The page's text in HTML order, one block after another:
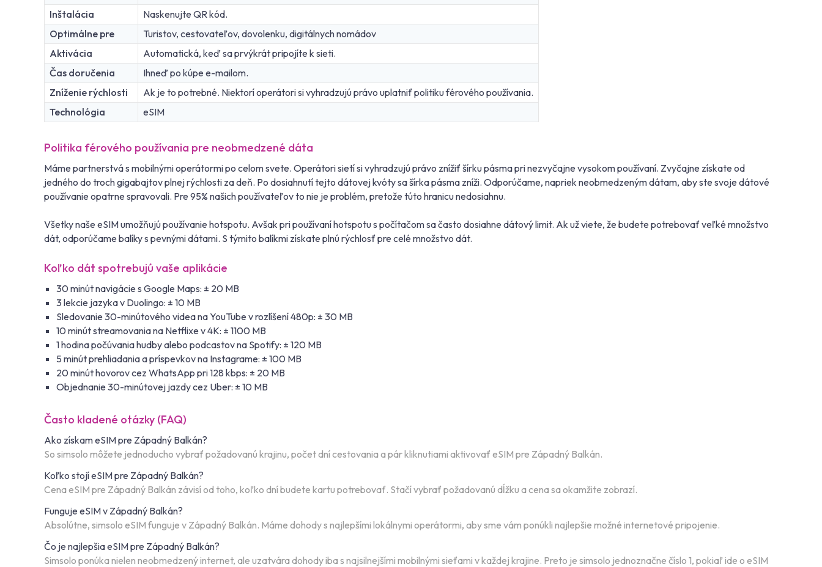
Inštalácia
Naskenujte QR kód.
Optimálne pre
Turistov, cestovateľov, dovolenku, digitálnych nomádov
Aktivácia
Automatická, keď sa prvýkrát pripojíte k sieti.
Čas doručenia
Ihneď po kúpe e-mailom.
Zníženie rýchlosti
Ak je to potrebné. Niektorí operátori si vyhradzujú právo uplatniť politiku férového používania.
Technológia
eSIM
Politika férového používania pre neobmedzené dáta
Máme partnerstvá s mobilnými operátormi po celom svete. Operátori sietí si vyhradzujú právo znížiť šírku pásma pri nezvyčajne vysokom používaní. Zvyčajne získate od
jedného do troch gigabajtov plnej rýchlosti za deň. Po dosiahnutí tejto dátovej kvóty sa šírka pásma zníži. Odporúčame, napriek neobmedzeným dátam, aby ste svoje dátové
používanie opatrne spravovali. Pre 95% našich používateľov to nie je problém, pretože túto hranicu nedosiahnu.
Všetky naše eSIM umožňujú používanie hotspotu. Avšak pri používaní hotspotu s počítačom sa často dosiahne dátový limit. Ak už viete, že budete potrebovať veľké množstvo
dát, odporúčame balíky s pevnými dátami. S týmito balíkmi získate plnú rýchlosť pre celé množstvo dát.
Koľko dát spotrebujú vaše aplikácie
30 minút navigácie s Google Maps: ± 20 MB
3 lekcie jazyka v Duolingo: ± 10 MB
Sledovanie 30-minútového videa na YouTube v rozlíšení 480p: ± 30 MB
10 minút streamovania na Netflixe v 4K: ± 1100 MB
1 hodina počúvania hudby alebo podcastov na Spotify: ± 120 MB
5 minút prehliadania a príspevkov na Instagrame: ± 100 MB
20 minút hovorov cez WhatsApp pri 128 kbps: ± 20 MB
Objednanie 30-minútovej jazdy cez Uber: ± 10 MB
Často kladené otázky (FAQ)
Ako získam eSIM pre Západný Balkán?
So simsolo môžete jednoducho vybrať požadovanú krajinu, počet dní cestovania a pár kliknutiami aktivovať eSIM pre Západný Balkán.
Koľko stojí eSIM pre Západný Balkán?
Cena eSIM pre Západný Balkán závisí od toho, koľko dní budete kartu potrebovať. Stačí vybrať požadovanú dĺžku a cena sa okamžite zobrazí.
Funguje eSIM v Západný Balkán?
Absolútne, simsolo eSIM funguje v Západný Balkán. Máme dohody s najlepšími lokálnymi operátormi, aby sme vám ponúkli najlepšie možné internetové pripojenie.
Čo je najlepšia eSIM pre Západný Balkán?
Simsolo ponúka nielen neobmedzený internet, ale uzatvára dohody iba s najsilnejšími mobilnými sieťami v každej krajine. Preto je simsolo jednoznačne číslo 1, pokiaľ ide o eSIM